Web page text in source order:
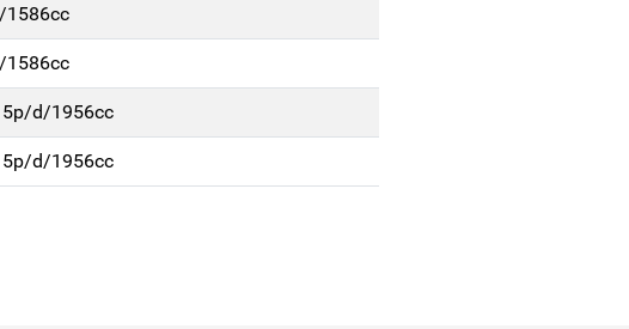
1586cc
1586cc
5p/d/1956cc
5p/d/1956cc